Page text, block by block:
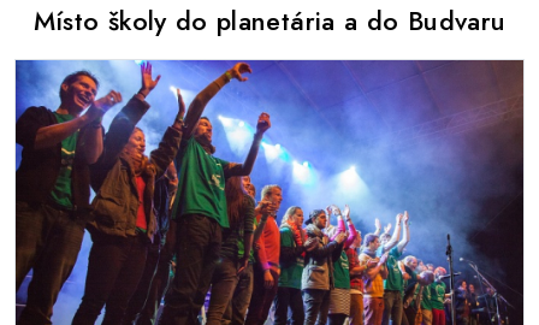
Místo školy do planetária a do Budvaru